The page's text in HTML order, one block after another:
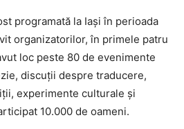
programată la Iaşi în perioada
organizatorilor, în primele patru
loc peste 80 de evenimente
discuţii despre traducere,
experimente culturale şi
10.000 de oameni.